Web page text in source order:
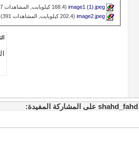
image1 (1).jpeg‏(168.4 كيلوبايت, المشاهدات 427)
image2.jpeg‏(202.4 كيلوبايت, المشاهدات 391)